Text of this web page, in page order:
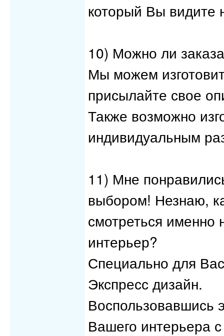
который Вы видите
10) Можно ли
Мы можем
присылайте свое
Также возможно
индивидуальным
11) Мне
выбором! Незнаю,
смотреться
интерьер?
Специально для
Экспресс дизайн.
Воспользовавшись
Вашего интерьера